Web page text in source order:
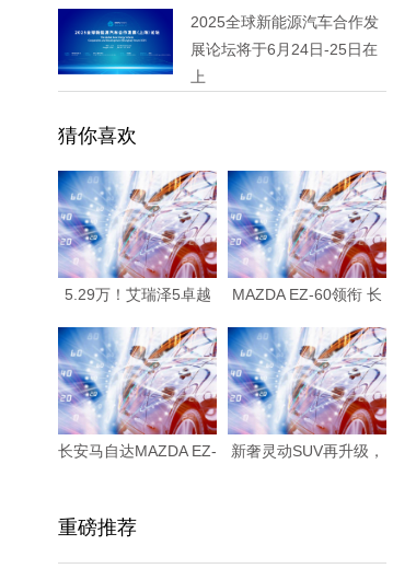
2025全球新能源汽车合作发
展论坛将于6月24日-25日在
上
猜你喜欢
5.29万！艾瑞泽5卓越
版自动挡来袭
MAZDA EZ-60领衔 长
安马自
长安马自达MAZDA EZ-
新奢灵动SUV再升级，
重磅推荐